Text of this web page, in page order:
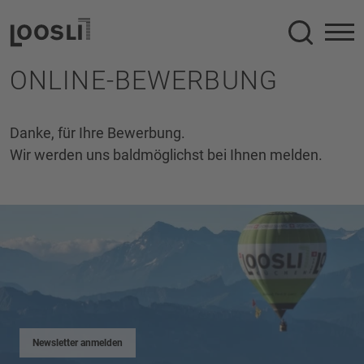
Suche
ONLINE-BEWERBUNG
Danke, für Ihre Bewerbung.
Wir werden uns baldmöglichst bei Ihnen melden.
Newsletter anmelden